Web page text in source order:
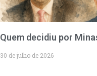
Quem decidiu por
30 de julho de 2026